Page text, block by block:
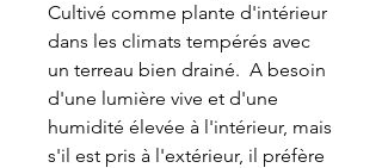
Cultivé comme plante d'intérieur
dans les climats tempérés avec
un terreau bien drainé. A besoin
d'une lumière vive et d'une
humidité élevée à l'intérieur, mais
s'il est pris à l'extérieur, il préfère